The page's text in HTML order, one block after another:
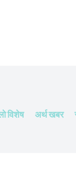
विशेष अर्थ खबर